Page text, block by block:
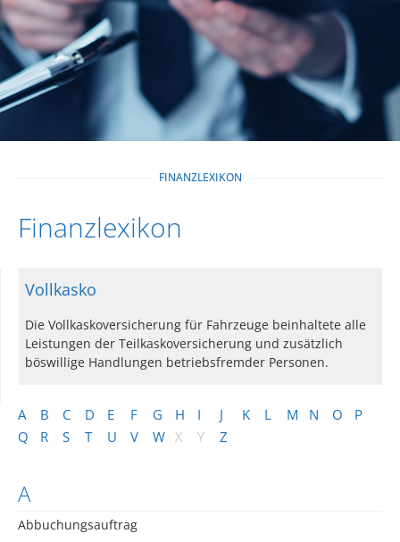
FINANZLEXIKON
Finanzlexikon
A B C D E F G H I J K L M N O
P
Q
R S T U V W X Y Z
A
Abbuchungsauftrag
Vollkasko
Die Vollkaskoversicherung für Fahrzeuge beinhaltete alle
Leistungen der Teilkaskoversicherung und zusätzlich
böswillige Handlungen betriebsfremder Personen.